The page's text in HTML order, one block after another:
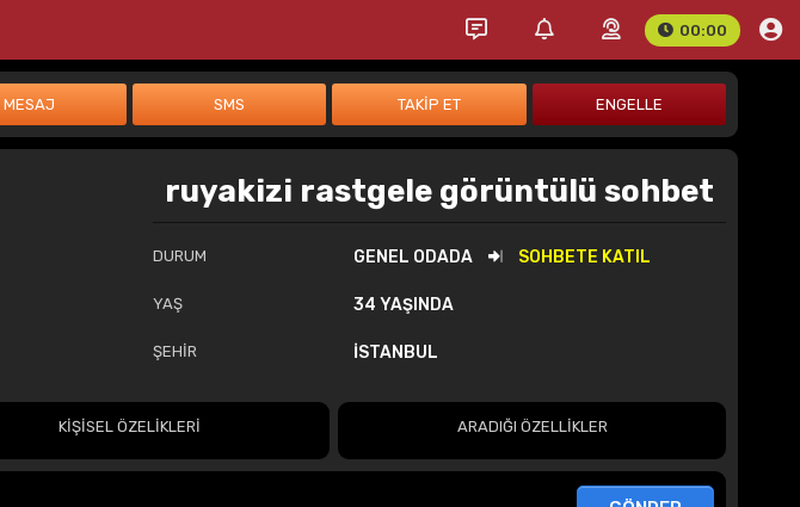
00:00
ruyakizi rastgele görüntülü sohbet
DURUM GENEL ODADA SOHBETE KATIL
YAŞ 34 YAŞINDA
ŞEHİR İSTANBUL
KİŞİSEL ÖZELİKLERİ ARADIĞI ÖZELLİKLER